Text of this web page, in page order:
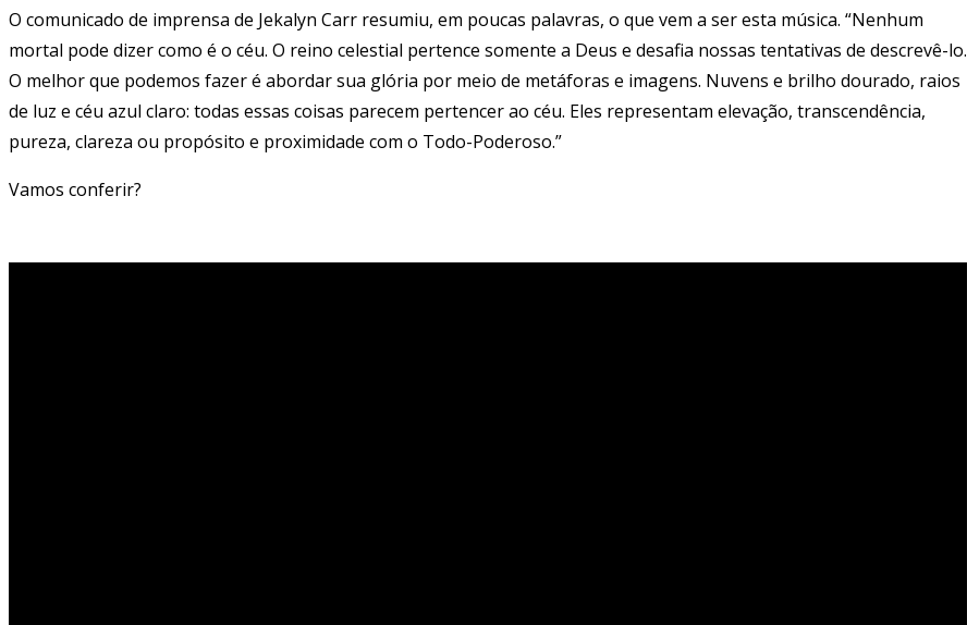
O comunicado de imprensa de Jekalyn Carr resumiu, em poucas palavras, o que vem a ser esta música. “Nenhum
mortal pode dizer como é o céu. O reino celestial pertence somente a Deus e desafia nossas tentativas de descrevê-lo.
O melhor que podemos fazer é abordar sua glória por meio de metáforas e imagens. Nuvens e brilho dourado, raios
de luz e céu azul claro: todas essas coisas parecem pertencer ao céu. Eles representam elevação, transcendência,
pureza, clareza ou propósito e proximidade com o Todo-Poderoso.”
Vamos conferir?